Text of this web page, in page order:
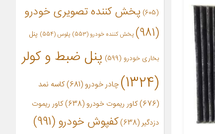
(605)
پخش کننده تصویری خودرو
(981)
پخش کننده خودرو(553) پلوس(554) پنل
بخاری خودرو (599)
پنل ضبط و کولر
(1324)
چادر خودرو (681)
کاسه نمد
(676)
کاور ریموت خودرو(638)
کاور ریموت
دزدگیر(638) کفپوش خودرو(991)